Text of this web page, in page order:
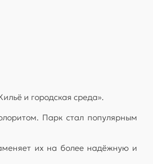
и городская среда».
Парк стал популярным
их на более надёжную и